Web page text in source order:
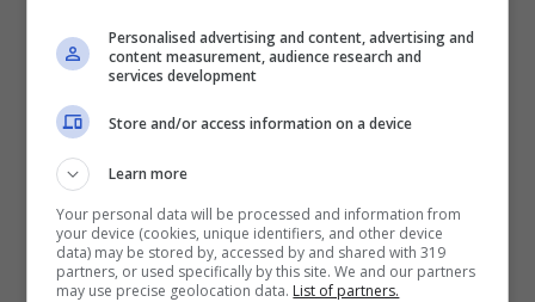
Personalised advertising and content, advertising and
content measurement, audience research and
services development
Store and/or access information on a device
Learn more
Your personal data will be processed and information from
your device (cookies, unique identifiers, and other device
data) may be stored by, accessed by and shared with 319
partners, or used specifically by this site. We and our partners
may use precise geolocation data. List of partners.